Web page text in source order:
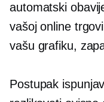
automatski
vašoj online
vašu grafiku,
Postupak